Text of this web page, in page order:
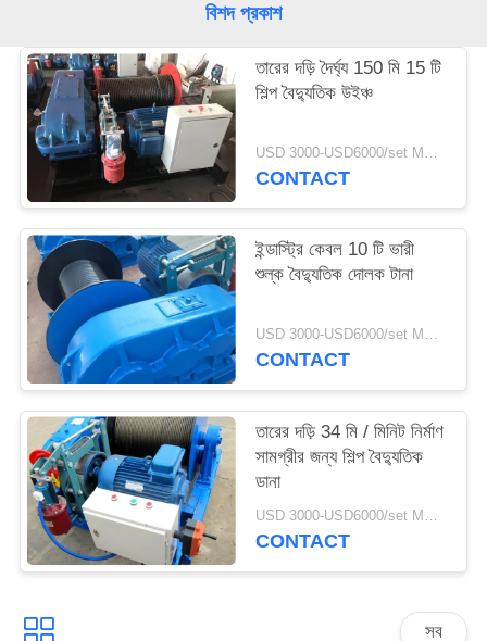
ম্যাপ
PRIVACY
POLICY
বিশদ প্রকাশ
তারের দড়ি দৈর্ঘ্য 150 মি 15 টি
শিল্প বৈদ্যুতিক উইঞ্চ
USD 3000-USD6000/set MOQ:1 সেট
CONTACT
ইন্ডাস্ট্রি কেবল 10 টি ভারী
শুল্ক বৈদ্যুতিক দোলক টানা
USD 3000-USD6000/set MOQ:1 সেট
CONTACT
তারের দড়ি 34 মি / মিনিট নির্মাণ
সামগ্রীর জন্য শিল্প বৈদ্যুতিক
ডানা
USD 3000-USD6000/set MOQ:1 সেট
CONTACT
সব